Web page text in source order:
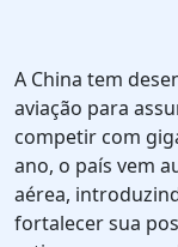
A China tem
aviação para
competir com
ano, o país vem
aérea,
fortalecer sua